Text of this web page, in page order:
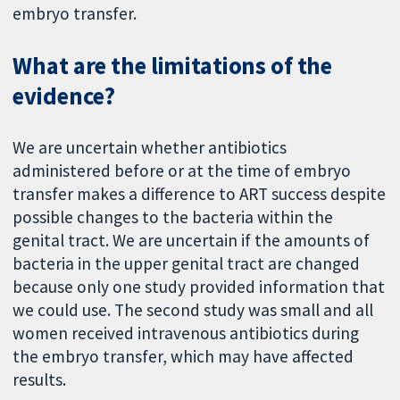
embryo transfer.
What are the limitations of the
evidence?
We are uncertain whether antibiotics
administered before or at the time of embryo
transfer makes a difference to ART success despite
possible changes to the bacteria within the
genital tract. We are uncertain if the amounts of
bacteria in the upper genital tract are changed
because only one study provided information that
we could use. The second study was small and all
women received intravenous antibiotics during
the embryo transfer, which may have affected
results.